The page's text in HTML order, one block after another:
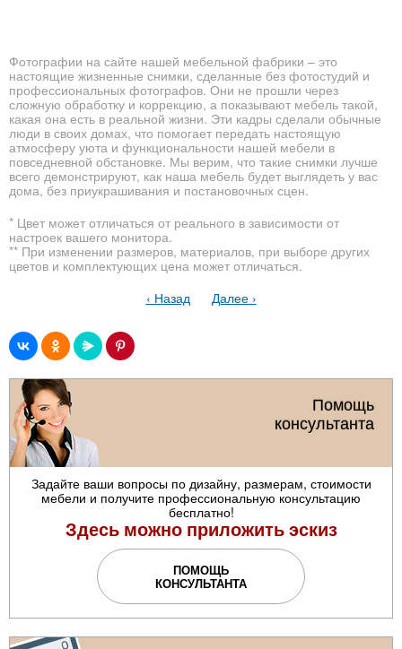
Фотографии на сайте нашей мебельной фабрики – это
настоящие жизненные снимки, сделанные без фотостудий и
профессиональных фотографов. Они не прошли через
сложную обработку и коррекцию, а показывают мебель такой,
какая она есть в реальной жизни. Эти кадры сделали обычные
люди в своих домах, что помогает передать настоящую
атмосферу уюта и функциональности нашей мебели в
повседневной обстановке. Мы верим, что такие снимки лучше
всего демонстрируют, как наша мебель будет выглядеть у вас
дома, без приукрашивания и постановочных сцен.
* Цвет может отличаться от реального в зависимости от
настроек вашего монитора.
** При изменении размеров, материалов, при выборе других
цветов и комплектующих цена может отличаться.
‹ Назад
Далее ›
Помощь
консультанта
Задайте ваши вопросы по дизайну, размерам, стоимости
мебели и получите профессиональную консультацию
бесплатно!
Здесь можно приложить эскиз
ПОМОЩЬ
КОНСУЛЬТАНТА